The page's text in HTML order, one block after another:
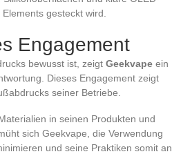
gesteckt wird.
Engagement
bewusst ist, zeigt Geekvape ein
Dieses Engagement zeigt
seiner Betriebe.
in seinen Produkten und
sich Geekvape, die Verwendung
und seine Praktiken somit an